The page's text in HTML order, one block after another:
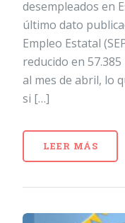
desempleados en
último dato
Empleo Estatal
reducido en
al mes de abril, lo
si […]
LEER MÁS